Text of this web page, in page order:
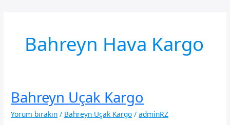
Bahreyn Hava Kargo
Bahreyn Uçak Kargo
Yorum bırakın / Bahreyn Uçak Kargo /adminRZ